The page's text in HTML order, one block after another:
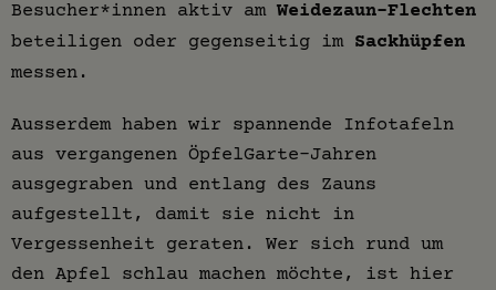
Besucher*innen aktiv am Weidezaun-Flechten
beteiligen oder gegenseitig im Sackhüpfen
messen.
Ausserdem haben wir spannende Infotafeln
aus vergangenen ÖpfelGarte-Jahren
ausgegraben und entlang des Zauns
aufgestellt, damit sie nicht in
Vergessenheit geraten. Wer sich rund um
den Apfel schlau machen möchte, ist hier